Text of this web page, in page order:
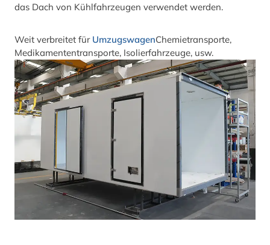
das Dach von Kühlfahrzeugen verwendet werden.
Weit verbreitet für UmzugswagenChemietransporte,
Medikamententransporte, Isolierfahrzeuge, usw.